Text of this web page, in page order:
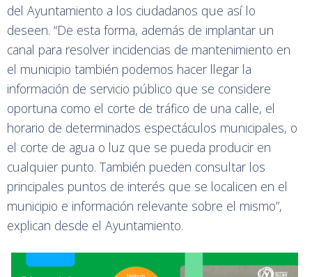
del Ayuntamiento a los ciudadanos que así lo
deseen. “De esta forma, además de implantar un
canal para resolver incidencias de mantenimiento en
el municipio también podemos hacer llegar la
información de servicio público que se considere
oportuna como el corte de tráfico de una calle, el
horario de determinados espectáculos municipales, o
el corte de agua o luz que se pueda producir en
cualquier punto. También pueden consultar los
principales puntos de interés que se localicen en el
municipio e información relevante sobre el mismo”,
explican desde el Ayuntamiento.